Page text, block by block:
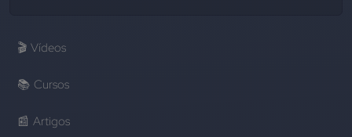
🎬 Vídeos
📚 Cursos
📰 Artigos